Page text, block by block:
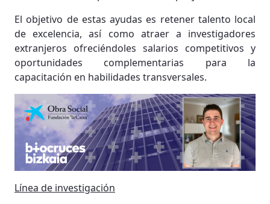
El objetivo de estas ayudas es retener talento local
de excelencia, así como atraer a investigadores
extranjeros ofreciéndoles salarios competitivos y
oportunidades complementarias para la
capacitación en habilidades transversales.
Línea de investigación